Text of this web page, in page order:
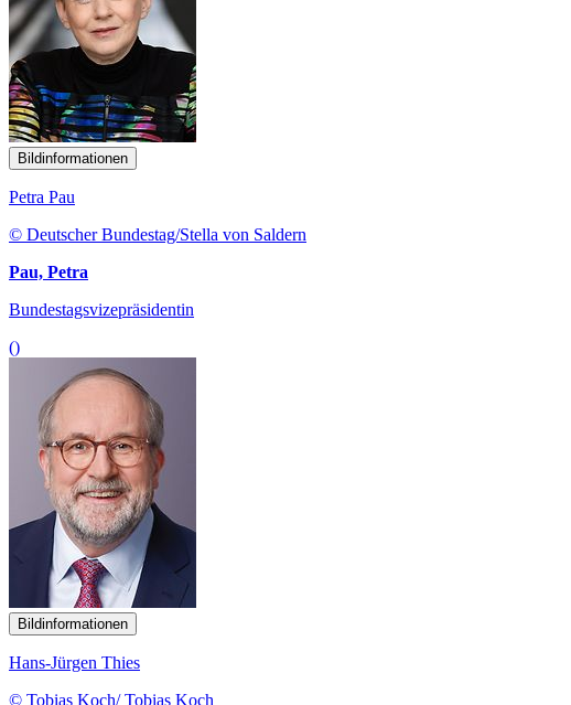
Bildinformationen
Petra Pau
© Deutscher Bundestag/Stella von Saldern
Pau, Petra
Bundestagsvizepräsidentin
()
Bildinformationen
Hans-Jürgen Thies
© Tobias Koch/ Tobias Koch